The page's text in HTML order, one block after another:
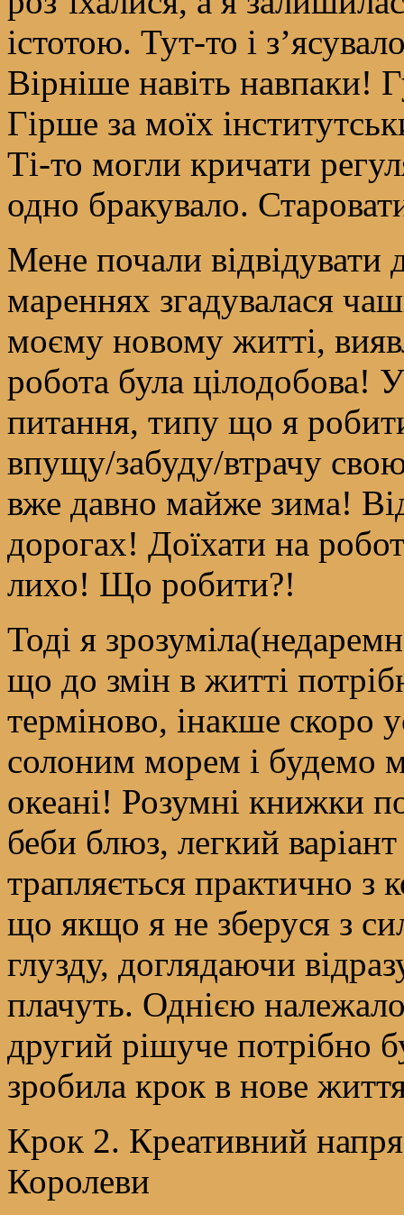
істотою. Тут-то і
Вірніше навіть навпаки!
Гірше за моїх
Ті-то могли кричати
одно бракувало.
Мене почали
мареннях згадувалася
моєму новому житті,
робота була цілодобова!
питання, типу що я
впущу/забуду/втрачу
вже давно майже зима!
дорогах! Доїхати на
лихо! Що робити?!
Тоді я
що до змін в житті
терміново, інакше скоро
солоним морем і будемо
океані! Розумні книжки
беби блюз, легкий
трапляється практично
що якщо я не зберуся з
глузду, доглядаючи
плачуть. Однією
другий рішуче потрібно
зробила крок в нове
Крок 2. Креативний
Королеви